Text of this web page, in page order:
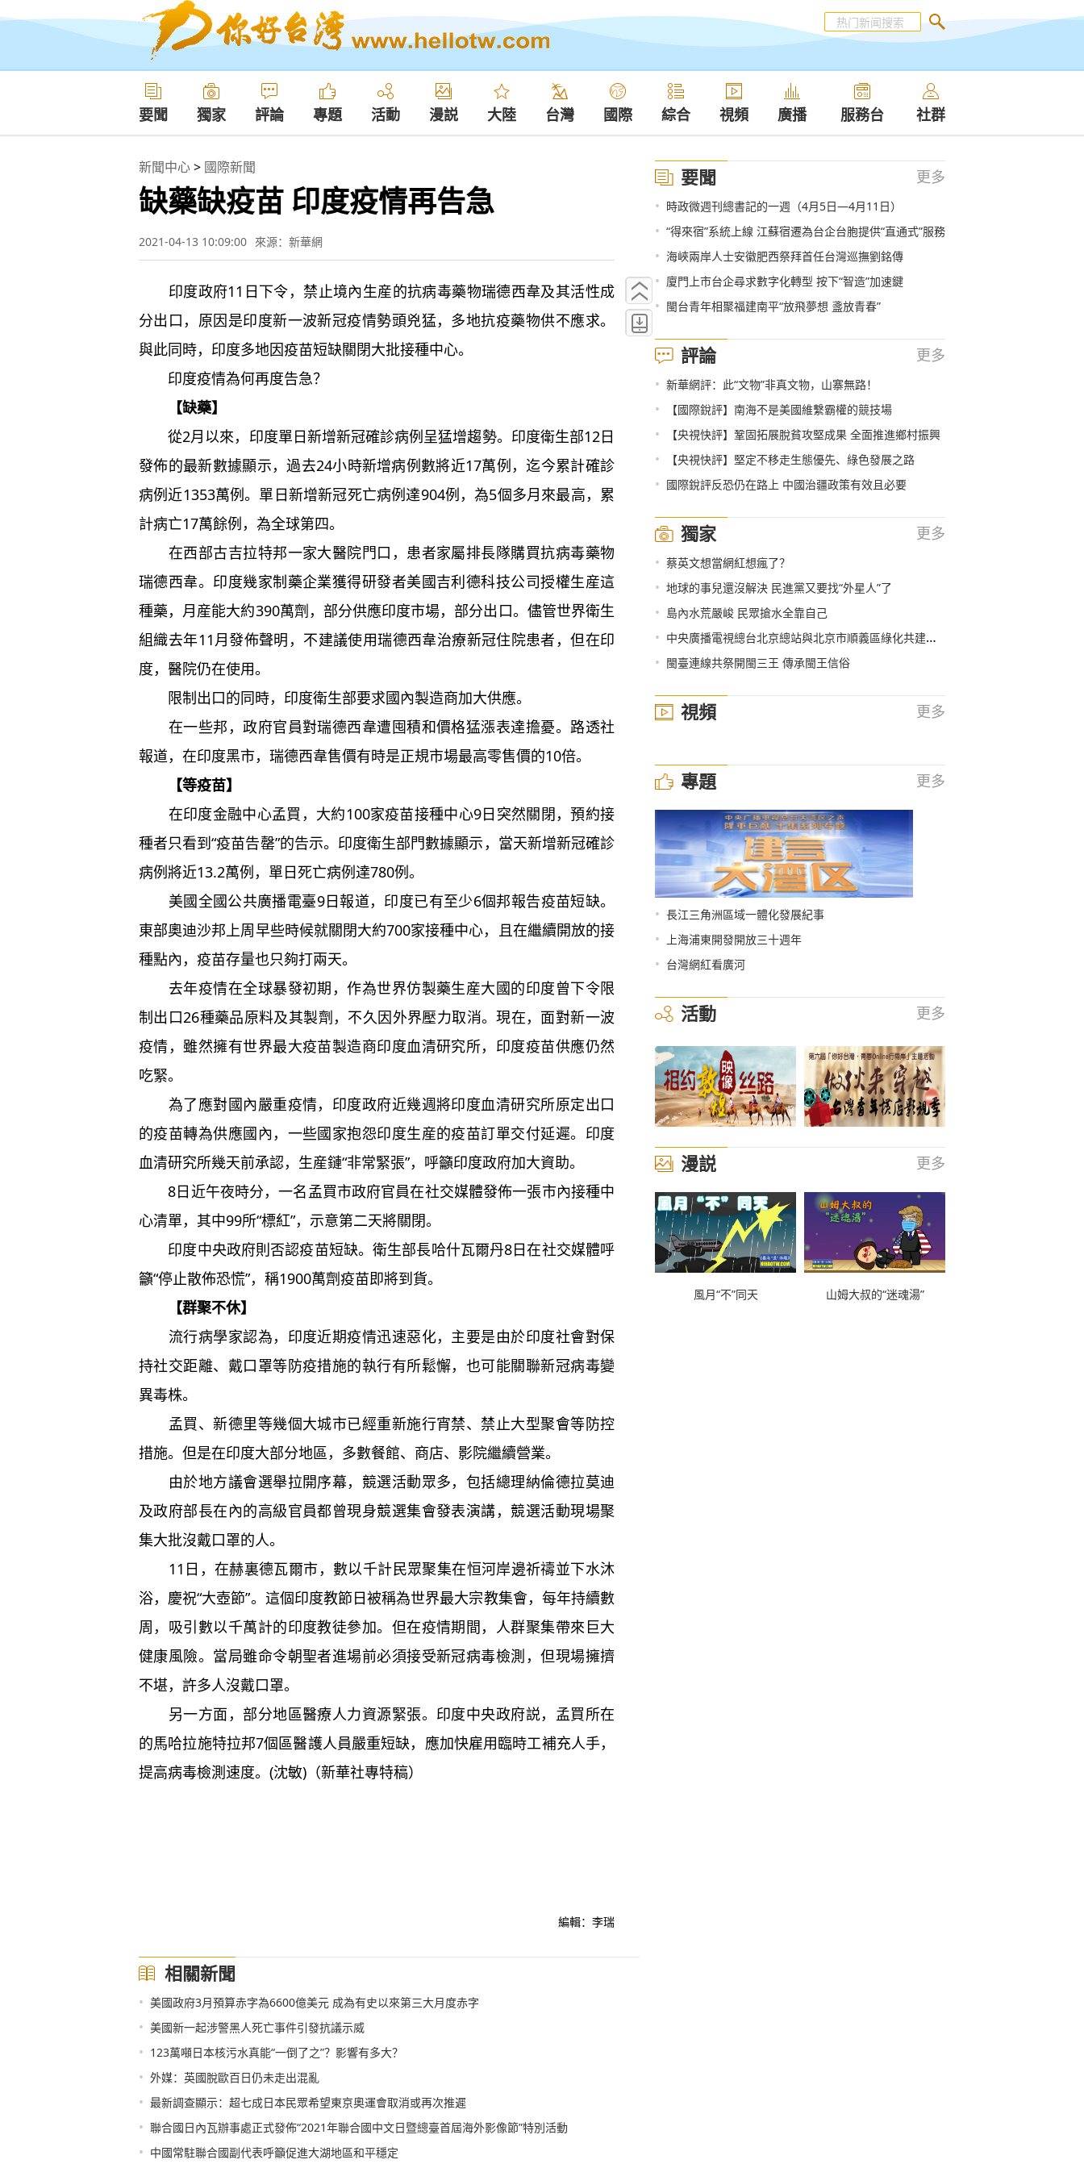
要聞 獨家 評論 專題 活動 漫説 大陸 台灣 國際 綜合 視頻 廣播 服務台 社群
新聞中心> 國際新聞
缺藥缺疫苗 印度疫情再告急
2021-04-13 10:09:00 來源：新華網
印度政府11日下令，禁止境內生産的抗病毒藥物瑞德西韋及其活性成
分出口，原因是印度新一波新冠疫情勢頭兇猛，多地抗疫藥物供不應求。
與此同時，印度多地因疫苗短缺關閉大批接種中心。
印度疫情為何再度告急？
【缺藥】
從2月以來，印度單日新增新冠確診病例呈猛增趨勢。印度衛生部12日
發佈的最新數據顯示，過去24小時新增病例數將近17萬例，迄今累計確診
病例近1353萬例。單日新增新冠死亡病例達904例，為5個多月來最高，累
計病亡17萬餘例，為全球第四。
在西部古吉拉特邦一家大醫院門口，患者家屬排長隊購買抗病毒藥物
瑞德西韋。印度幾家制藥企業獲得研發者美國吉利德科技公司授權生産這
種藥，月産能大約390萬劑，部分供應印度市場，部分出口。儘管世界衛生
組織去年11月發佈聲明，不建議使用瑞德西韋治療新冠住院患者，但在印
度，醫院仍在使用。
限制出口的同時，印度衛生部要求國內製造商加大供應。
在一些邦，政府官員對瑞德西韋遭囤積和價格猛漲表達擔憂。路透社
報道，在印度黑市，瑞德西韋售價有時是正規市場最高零售價的10倍。
【等疫苗】
在印度金融中心孟買，大約100家疫苗接種中心9日突然關閉，預約接
種者只看到“疫苗告罄”的告示。印度衛生部門數據顯示，當天新增新冠確診
病例將近13.2萬例，單日死亡病例達780例。
美國全國公共廣播電臺9日報道，印度已有至少6個邦報告疫苗短缺。
東部奧迪沙邦上周早些時候就關閉大約700家接種中心，且在繼續開放的接
種點內，疫苗存量也只夠打兩天。
去年疫情在全球暴發初期，作為世界仿製藥生産大國的印度曾下令限
制出口26種藥品原料及其製劑，不久因外界壓力取消。現在，面對新一波
疫情，雖然擁有世界最大疫苗製造商印度血清研究所，印度疫苗供應仍然
吃緊。
為了應對國內嚴重疫情，印度政府近幾週將印度血清研究所原定出口
的疫苗轉為供應國內，一些國家抱怨印度生産的疫苗訂單交付延遲。印度
血清研究所幾天前承認，生産鏈“非常緊張”，呼籲印度政府加大資助。
8日近午夜時分，一名孟買市政府官員在社交媒體發佈一張市內接種中
心清單，其中99所“標紅”，示意第二天將關閉。
印度中央政府則否認疫苗短缺。衛生部長哈什瓦爾丹8日在社交媒體呼
籲“停止散佈恐慌”，稱1900萬劑疫苗即將到貨。
【群聚不休】
流行病學家認為，印度近期疫情迅速惡化，主要是由於印度社會對保
持社交距離、戴口罩等防疫措施的執行有所鬆懈，也可能關聯新冠病毒變
異毒株。
孟買、新德里等幾個大城市已經重新施行宵禁、禁止大型聚會等防控
措施。但是在印度大部分地區，多數餐館、商店、影院繼續營業。
由於地方議會選舉拉開序幕，競選活動眾多，包括總理納倫德拉莫迪
及政府部長在內的高級官員都曾現身競選集會發表演講，競選活動現場聚
集大批沒戴口罩的人。
11日，在赫裏德瓦爾市，數以千計民眾聚集在恒河岸邊祈禱並下水沐
浴，慶祝“大壺節”。這個印度教節日被稱為世界最大宗教集會，每年持續數
周，吸引數以千萬計的印度教徒參加。但在疫情期間，人群聚集帶來巨大
健康風險。當局雖命令朝聖者進場前必須接受新冠病毒檢測，但現場擁擠
不堪，許多人沒戴口罩。
另一方面，部分地區醫療人力資源緊張。印度中央政府説，孟買所在
的馬哈拉施特拉邦7個區醫護人員嚴重短缺，應加快雇用臨時工補充人手，
提高病毒檢測速度。(沈敏)（新華社專特稿）
編輯：李瑞
相關新聞
• 美國政府3月預算赤字為6600億美元 成為有史以來第三大月度赤字
• 美國新一起涉警黑人死亡事件引發抗議示威
• 123萬噸日本核污水真能“一倒了之”？影響有多大？
• 外媒：英國脫歐百日仍未走出混亂
• 最新調查顯示：超七成日本民眾希望東京奧運會取消或再次推遲
• 聯合國日內瓦辦事處正式發佈“2021年聯合國中文日暨總臺首屆海外影像節”特別活動
• 中國常駐聯合國副代表呼籲促進大湖地區和平穩定
要聞 更多
• 時政微週刊總書記的一週（4月5日—4月11日）
• “得來宿”系統上線 江蘇宿遷為台企台胞提供“直通式”服務
• 海峽兩岸人士安徽肥西祭拜首任台灣巡撫劉銘傳
• 廈門上市台企尋求數字化轉型 按下“智造”加速鍵
• 閩台青年相聚福建南平“放飛夢想 盞放青春”
評論 更多
• 新華網評：此“文物”非真文物，山寨無路！
• 【國際銳評】南海不是美國維繫霸權的競技場
• 【央視快評】鞏固拓展脫貧攻堅成果 全面推進鄉村振興
• 【央視快評】堅定不移走生態優先、綠色發展之路
• 國際銳評反恐仍在路上 中國治疆政策有效且必要
獨家 更多
• 蔡英文想當網紅想瘋了？
• 地球的事兒還沒解決 民進黨又要找“外星人”了
• 島內水荒嚴峻 民眾搶水全靠自己
• 中央廣播電視總台北京總站與北京市順義區綠化共建林今天揭幕
• 閩臺連線共祭開閩三王 傳承閩王信俗
視頻 更多
專題 更多
• 長江三角洲區域一體化發展紀事
• 上海浦東開發開放三十週年
• 台灣網紅看廣河
活動 更多
漫説 更多
風月“不”同天 山姆大叔的“迷魂湯”